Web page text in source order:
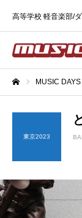
高等学校 軽音楽部/
MUSIC DAYS
東京2023